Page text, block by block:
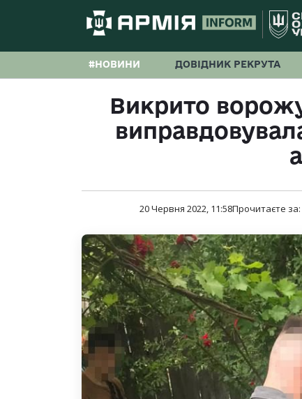
#НОВИНИ ДОВІДНИК РЕКРУТА
Викрито
20 Червня 2022, 11:58Прочитаєте за: